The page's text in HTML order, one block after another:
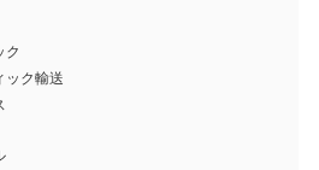
ク
ック輸送